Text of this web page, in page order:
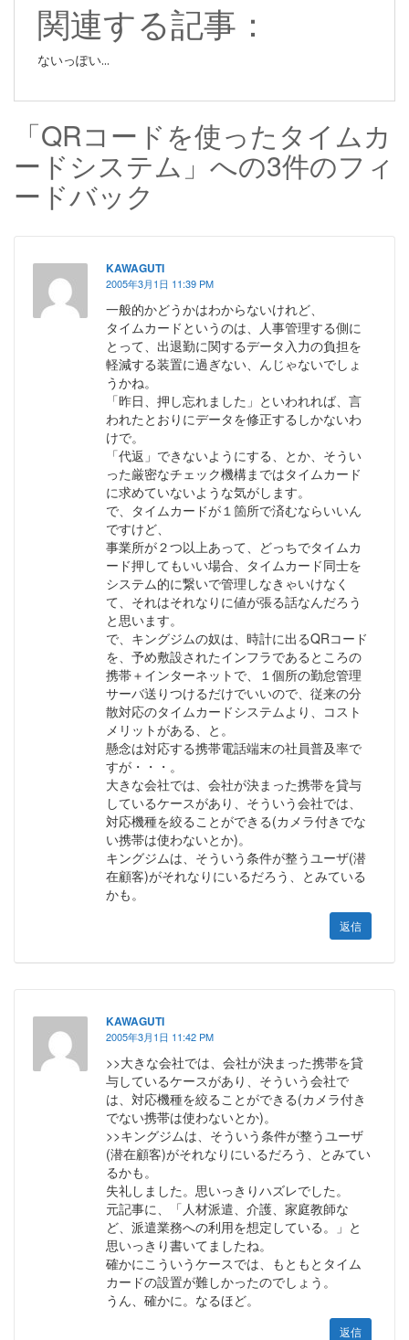
関連する記事：
ないっぽい...
「QRコードを使ったタイムカ
ードシステム」への3件のフィ
ードバック
KAWAGUTI
2005年3月1日 11:39 PM
一般的かどうかはわからないけれど、
タイムカードというのは、人事管理する側に
とって、出退勤に関するデータ入力の負担を
軽減する装置に過ぎない、んじゃないでしょ
うかね。
「昨日、押し忘れました」といわれれば、言
われたとおりにデータを修正するしかないわ
けで。
「代返」できないようにする、とか、そうい
った厳密なチェック機構まではタイムカード
に求めていないような気がします。
で、タイムカードが１箇所で済むならいいん
ですけど、
事業所が２つ以上あって、どっちでタイムカ
ード押してもいい場合、タイムカード同士を
システム的に繋いで管理しなきゃいけなく
て、それはそれなりに値が張る話なんだろう
と思います。
で、キングジムの奴は、時計に出るQRコード
を、予め敷設されたインフラであるところの
携帯＋インターネットで、１個所の勤怠管理
サーバ送りつけるだけでいいので、従来の分
散対応のタイムカードシステムより、コスト
メリットがある、と。
懸念は対応する携帯電話端末の社員普及率で
すが・・・。
大きな会社では、会社が決まった携帯を貸与
しているケースがあり、そういう会社では、
対応機種を絞ることができる(カメラ付きでな
い携帯は使わないとか)。
キングジムは、そういう条件が整うユーザ(潜
在顧客)がそれなりにいるだろう、とみている
かも。
返信
KAWAGUTI
2005年3月1日 11:42 PM
>>大きな会社では、会社が決まった携帯を貸
与しているケースがあり、そういう会社で
は、対応機種を絞ることができる(カメラ付き
でない携帯は使わないとか)。
>>キングジムは、そういう条件が整うユーザ
(潜在顧客)がそれなりにいるだろう、とみてい
るかも。
失礼しました。思いっきりハズレでした。
元記事に、「人材派遣、介護、家庭教師な
ど、派遣業務への利用を想定している。」と
思いっきり書いてましたね。
確かにこういうケースでは、もともとタイム
カードの設置が難しかったのでしょう。
うん、確かに。なるほど。
返信